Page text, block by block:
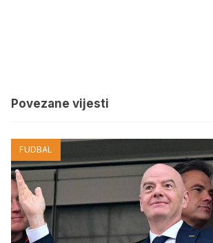
Povezane vijesti
FUDBAL